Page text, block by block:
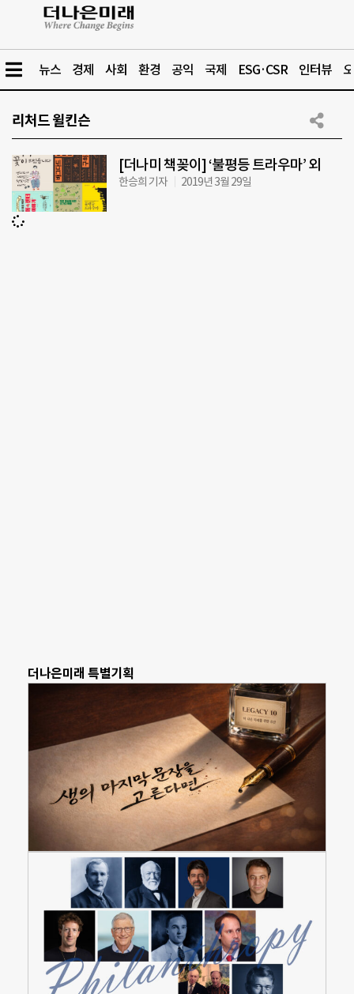
뉴스 경제 사회 환경 공익 국제 ESG·CSR 인터뷰
리처드 윌킨슨
[더나미 책꽂이] ‘불평등 트라우마’ 외
한승희 기자 2019년 3월 29일
더나은미래 특별기획